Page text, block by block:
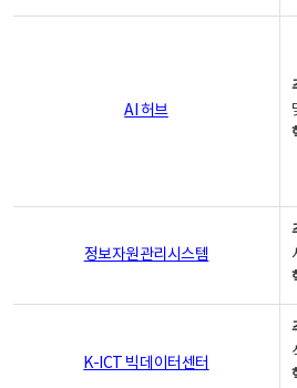
AI 허브
정보자원관리시스템
K-ICT 빅데이터센터